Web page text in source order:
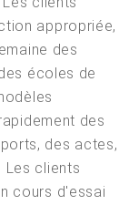
appropriée,
des
écoles de
des
des actes,
Les clients
cours d'essai